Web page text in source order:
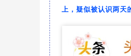
上，疑似被认识两天